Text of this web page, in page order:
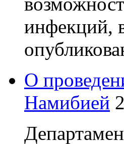
инфекций,
О
Намибией